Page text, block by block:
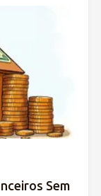
Sem